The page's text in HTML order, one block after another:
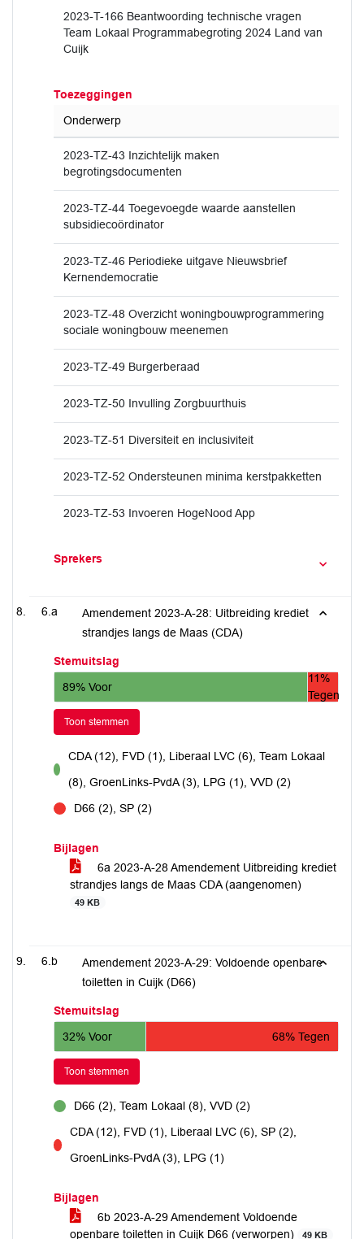
2023-T-166 Beantwoording technische vragen
Team Lokaal Programmabegroting 2024 Land van
Cuijk
Toezeggingen
Onderwerp
2023-TZ-43 Inzichtelijk maken
begrotingsdocumenten
2023-TZ-44 Toegevoegde waarde aanstellen
subsidiecoördinator
2023-TZ-46 Periodieke uitgave Nieuwsbrief
Kernendemocratie
2023-TZ-48 Overzicht woningbouwprogrammering
sociale woningbouw meenemen
2023-TZ-49 Burgerberaad
2023-TZ-50 Invulling Zorgbuurthuis
2023-TZ-51 Diversiteit en inclusiviteit
2023-TZ-52 Ondersteunen minima kerstpakketten
2023-TZ-53 Invoeren HogeNood App
Sprekers
6.a
Amendement 2023-A-28: Uitbreiding krediet
strandjes langs de Maas (CDA)
Stemuitslag
89% Voor
11%
Tegen
Toon stemmen
voor
CDA (12), FVD (1), Liberaal LVC (6), Team Lokaal
(8), GroenLinks-PvdA (3), LPG (1), VVD (2)
D66 (2), SP (2)
Bijlagen
6a 2023-A-28 Amendement Uitbreiding krediet
strandjes langs de Maas CDA (aangenomen)
49 KB
6.b
Amendement 2023-A-29: Voldoende openbare
toiletten in Cuijk (D66)
Stemuitslag
32% Voor
68% Tegen
Toon stemmen
D66 (2), Team Lokaal (8), VVD (2)
tegen
CDA (12), FVD (1), Liberaal LVC (6), SP (2),
GroenLinks-PvdA (3), LPG (1)
Bijlagen
6b 2023-A-29 Amendement Voldoende
openbare toiletten in Cuijk D66 (verworpen)
49 KB